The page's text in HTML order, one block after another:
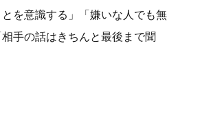
を意識する」「嫌いな人でも無
手の話はきちんと最後まで聞